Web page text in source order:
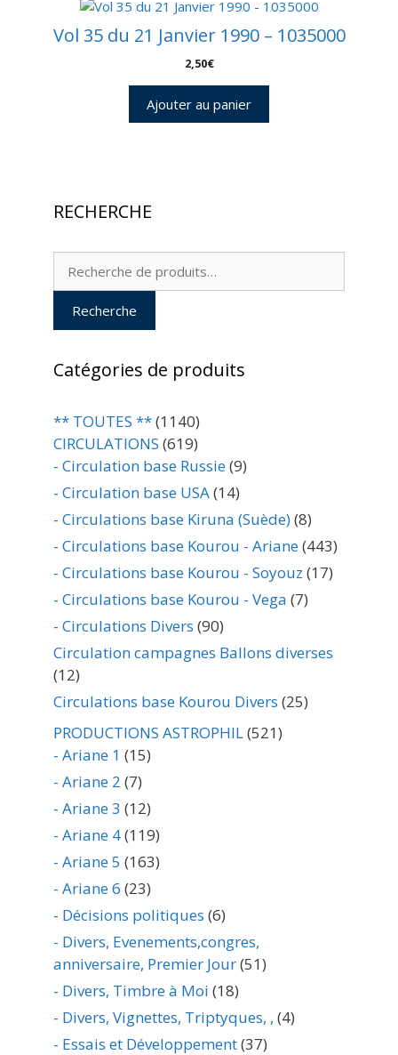
Vol 35 du 21 Janvier 1990 – 1035000
2,50€
Ajouter au panier
RECHERCHE
Recherche
Recherche
Catégories de produits
** TOUTES **(1140)
CIRCULATIONS (619)
- Circulation base Russie(9)
- Circulation base USA(14)
- Circulations base Kiruna (Suède)(8)
- Circulations base Kourou - Ariane(443)
- Circulations base Kourou - Soyouz (17)
- Circulations base Kourou - Vega (7)
- Circulations Divers (90)
Circulation campagnes Ballons diverses
(12)
Circulations base Kourou Divers (25)
PRODUCTIONS ASTROPHIL(521)
- Ariane 1 (15)
- Ariane 2 (7)
- Ariane 3 (12)
- Ariane 4(119)
- Ariane 5 (163)
- Ariane 6 (23)
- Décisions politiques (6)
- Divers, Evenements,congres,
anniversaire, Premier Jour(51)
- Divers, Timbre à Moi (18)
- Divers, Vignettes, Triptyques, , (4)
- Essais et Développement(37)